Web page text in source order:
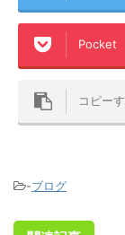
Pocket
コピー
-ブログ